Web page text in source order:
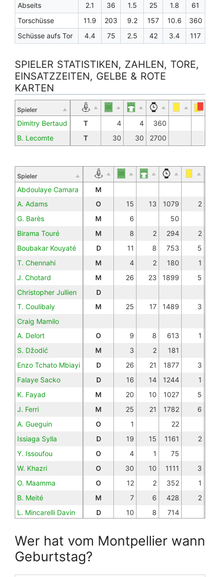
Abseits
2.1 36 1.5 25 1.8
61
Torschüsse
11.9 203 9.2 157 10.6
360
Schüsse aufs Tor
4.4 75 2.5 42 3.4 117
SPIELER STATISTIKEN, ZAHLEN, TORE,
EINSATZZEITEN, GELBE & ROTE
KARTEN
Spieler
Dimitry Bertaud T 4 4
360
B. Lecomte
T 30 30 2700
Spieler
Abdoulaye Camara
M
A. Adams
O 15 13 1079
2
G. Barès
M 6
50
Birama Touré
M 8 2 294
2
Boubakar Kouyaté
D 11 8 753
5
T. Chennahi
M 4 2 180
1
J. Chotard
M 26 23 1899
5
Christopher Jullien
D
T. Coulibaly
M 25 17 1489
3
Craig Mamilo
A. Delort
O 9 8 613
1
S. Džodić
M 3 2
181
Enzo Tchato Mbiayi
D 26 21 1877
3
Falaye Sacko
D 16 14 1244
1
K. Fayad
M 20 10 1027
5
J. Ferri
M 25 21 1782
6
A. Gueguin
O 1
22
Issiaga Sylla
D 19 15 1161
2
Y. Issoufou
O 4 1
75
W. Khazri
O 30 10 1111
3
O. Maamma
O 12 2 352
1
B. Meité
M 7 6 428
2
L. Mincarelli Davin
D 10 8
714
Mousa Tamari
O 15 12 1117
3
J. Ndiaye
Wer hat vom Montpellier wann
Geburtstag?